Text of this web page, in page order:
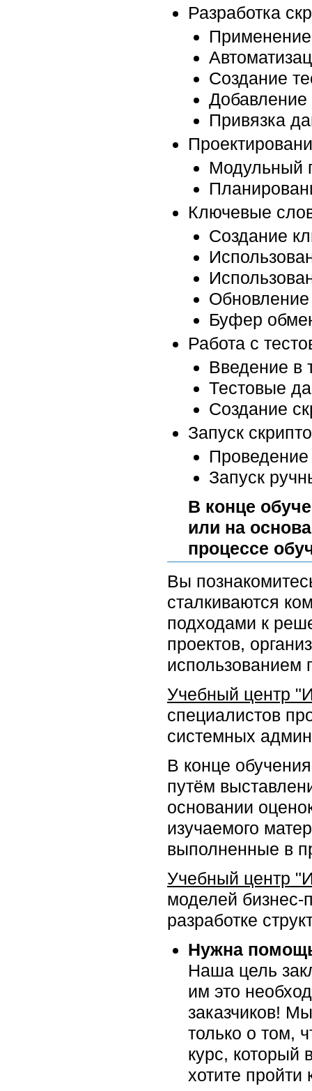
Разработка
Применение
Создание
Добавление
Привязка
Модульный
Ключевые
Создание
Буфер
Работа с
Введение в
Тестовые
Создание
Запуск
Проведение
Запуск
В конце
или на
процессе
Вы
сталкиваются
подходами к
проектов,
использованием
Учебный центр
специалистов
системных
В конце
путём
основании
изучаемого
выполненные в
Учебный центр
моделей
разработке
Нужна
Наша цель
им это
заказчиков!
только о том,
курс, который
хотите